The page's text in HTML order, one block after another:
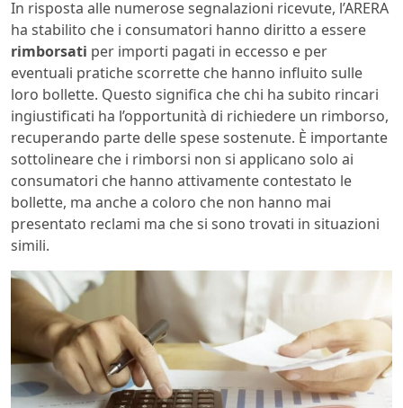
In risposta alle numerose segnalazioni ricevute, l’ARERA
ha stabilito che i consumatori hanno diritto a essere
rimborsati per importi pagati in eccesso e per
eventuali pratiche scorrette che hanno influito sulle
loro bollette. Questo significa che chi ha subito rincari
ingiustificati ha l’opportunità di richiedere un rimborso,
recuperando parte delle spese sostenute. È importante
sottolineare che i rimborsi non si applicano solo ai
consumatori che hanno attivamente contestato le
bollette, ma anche a coloro che non hanno mai
presentato reclami ma che si sono trovati in situazioni
simili.